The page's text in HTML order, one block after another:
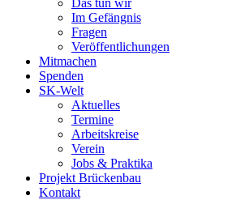
Im Gefängnis
Fragen
Veröffentlichungen
Mitmachen
Spenden
SK-Welt
Aktuelles
Termine
Arbeitskreise
Verein
Jobs & Praktika
Projekt Brückenbau
Kontakt